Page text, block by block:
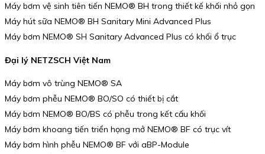
Máy bơm vệ sinh tiên tiến NEMO® BH trong thiết kế khối nhỏ gọn
Máy hút sữa NEMO® BH Sanitary Mini Advanced Plus
Máy bơm NEMO® SH Sanitary Advanced Plus có khối ổ trục
Đại lý NETZSCH Việt Nam
Máy bơm vô trùng NEMO® SA
Máy bơm phễu NEMO® BO/SO có thiết bị cắt
Máy bơm NEMO® BO/BS có phễu trong kết cấu khối
Máy bơm khoang tiến triển họng mở NEMO® BF có trục vít
Máy bơm hình phễu NEMO® BF với aBP-Module